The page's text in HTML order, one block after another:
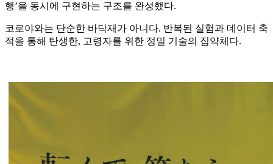
행’을 동시에 구현하는 구조를 완성했다.
코로야와는 단순한 바닥재가 아니다. 반복된 실험과 데이터 축
적을 통해 탄생한, 고령자를 위한 정밀 기술의 집약체다.